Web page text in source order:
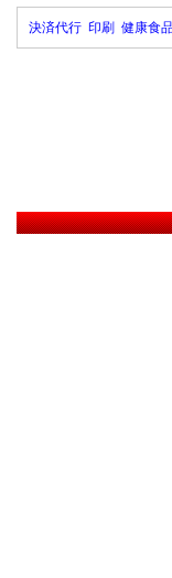
決済代行 印刷 健康食